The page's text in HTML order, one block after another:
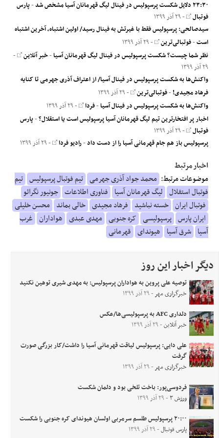
۲۳:۳۰ دلایل شکست پرسپولیس در فینال لیگ قهرمانان آسیا مشخص شد -پارس
فوتبال - ۲۹ آذر ۱۳۹۹
سیدصالحی: پرسپولیس فقط با غیرتش به فینال رسید/ اولین اشتباه، آخرین اشتباه
است-فوتبالی‌ترین - ۲۹ آذر ۱۳۹۹
نظر شما چیست؟ شکست پرسپولیس در فینال لیگ قهرمانان آسیا-خبر آنلاین -
۲۹ آذر ۱۳۹۹
واکنش‌ها به شکست پرسپولیس در فینال آسیا/ از اعتراف آذری جهرمی تا کنایه
فرهاد مجیدی!-فوتبالی‌ترین - ۲۹ آذر ۱۳۹۹
واکنش‌ها به شکست پرسپولیس در فینال آسیا-فردا - ۲۹ آذر ۱۳۹۹
اخبار پر افتخارترین تیم لیگ قهرمانان آسیا پرسپولیس است یا استقلال؟-پارس
فوتبال - ۲۹ آذر ۱۳۹۹
پرسپولیس باز هم جام قهرمانی آسیا را از دست داد-رادیو فردا - ۲۹ آذر ۱۳۹۹
اخبار مرتبط
موضوعات مرتبط: محمد جواد آذری جهرمی تیم فوتبال پرسپولیس تیم
فوتبال استقلال لیگ قهرمانان آسیا فناوری اطلاعات جونیور نگرائو
فوتبال ایران خسته نباشید فرهاد مجیدی خالی بماند محسن خلیلی
ایران پارس پرسپولیسی کره جنوبی مهدی عبدی هواداران غرب
آسیا شرق آسیا هیوندای قهرمانی
دیگر اخبار این روز
توصیه علی پروین به هواداران پرسپولیس: به مهدی شیری توهین نکنید
خبرگزاری مهر- ۲۹ آذر ۱۳۹۹
دلداری AFC به پرسپولیسی‌ها/عکس
خبر آنلاین- ۲۹ آذر ۱۳۹۹
علی دایی: پرسپولیس لیاقت قهرمانی آسیا را داشت/کار بزرگی صورت
گرفت
خبرگزاری مهر- ۲۹ آذر ۱۳۹۹
فردوسی‌پور: باخت تلخی بود و دلمان شکست
ورزش ۳ - ۲۹ آذر ۱۳۹۹
۲۰:۰۰ پرسپولیس طلسم سرمربی اولسان هیوندای کره جنوبی را شکست
پارس فوتبال- ۲۹ آذر ۱۳۹۹